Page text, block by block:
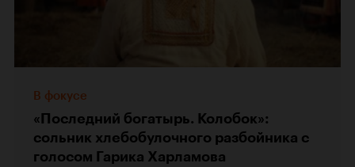
В фокусе
«Последний богатырь. Колобок»:
сольник хлебобулочного разбойника с
голосом Гарика Харламова